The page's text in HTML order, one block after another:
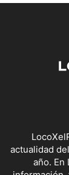
actualidad
año. En